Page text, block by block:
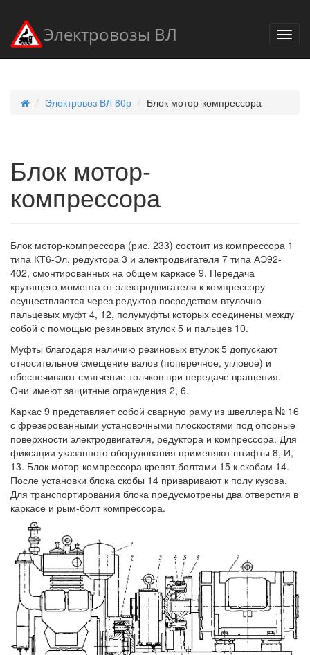
Электровозы ВЛ
Электровоз ВЛ 80р Блок мотор-компрессора
Блок мотор-
компрессора
Блок мотор-компрессора (рис. 233) состоит из компрессора 1
типа КТ6-Эл, редуктора 3 и электродвигателя 7 типа АЭ92-
402, смонтированных на общем каркасе 9. Передача
крутящего момента от электродвигателя к компрессору
осуществляется через редуктор посредством втулочно-
пальцевых муфт 4, 12, полумуфты которых соединены между
собой с помощью резиновых втулок 5 и пальцев 10.
Муфты благодаря наличию резиновых втулок 5 допускают
относительное смещение валов (поперечное, угловое) и
обеспечивают смягчение толчков при передаче вращения.
Они имеют защитные ограждения 2, 6.
Каркас 9 представляет собой сварную раму из швеллера № 16
с фрезерованными установочными плоскостями под опорные
поверхности электродвигателя, редуктора и компрессора. Для
фиксации указанного оборудования применяют штифты 8, И,
13. Блок мотор-компрессора крепят болтами 15 к скобам 14.
После установки блока скобы 14 приваривают к полу кузова.
Для транспортирования блока предусмотрены два отверстия в
каркасе и рым-болт компрессора.